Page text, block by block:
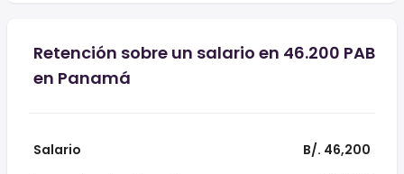
Retención sobre un salario en 46.200 PAB
en Panamá
Salario
B/. 46,200